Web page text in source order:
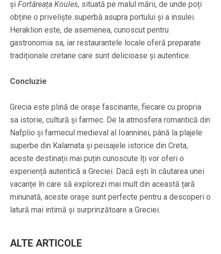
și Fortăreața Koules, situată pe malul mării, de unde poți
obține o priveliște superbă asupra portului și a insulei.
Heraklion este, de asemenea, cunoscut pentru
gastronomia sa, iar restaurantele locale oferă preparate
tradiționale cretane care sunt delicioase și autentice.
Concluzie
Grecia este plină de orașe fascinante, fiecare cu propria
sa istorie, cultură și farmec. De la atmosfera romantică din
Nafplio și farmecul medieval al Ioanninei, până la plajele
superbe din Kalamata și peisajele istorice din Creta,
aceste destinații mai puțin cunoscute îți vor oferi o
experiență autentică a Greciei. Dacă ești în căutarea unei
vacanțe în care să explorezi mai mult din această țară
minunată, aceste orașe sunt perfecte pentru a descoperi o
latură mai intimă și surprinzătoare a Greciei.
ALTE ARTICOLE